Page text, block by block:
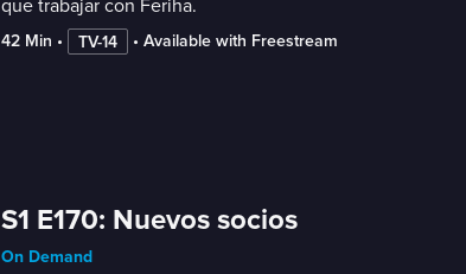
que trabajar con Feriha.
42 Min • TV-14 • Available with Freestream
S1 E170: Nuevos socios
On Demand